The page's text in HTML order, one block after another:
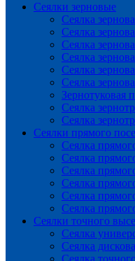
Сеялки зерновые
Сеялка
Сеялка
Сеялка
Сеялка
Сеялка
Сеялка
Зернотуковая
Сеялка
Сеялка
Сеялки прямого
Сеялка
Сеялка
Сеялка
Сеялка
Сеялка
Сеялка
Сеялки точного
Сеялка
Сеялка
Сеялка